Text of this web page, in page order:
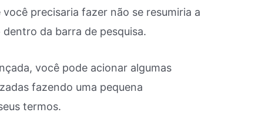
precisaria fazer não se resumiria a
da barra de pesquisa.
você pode acionar algumas
fazendo uma pequena
termos.